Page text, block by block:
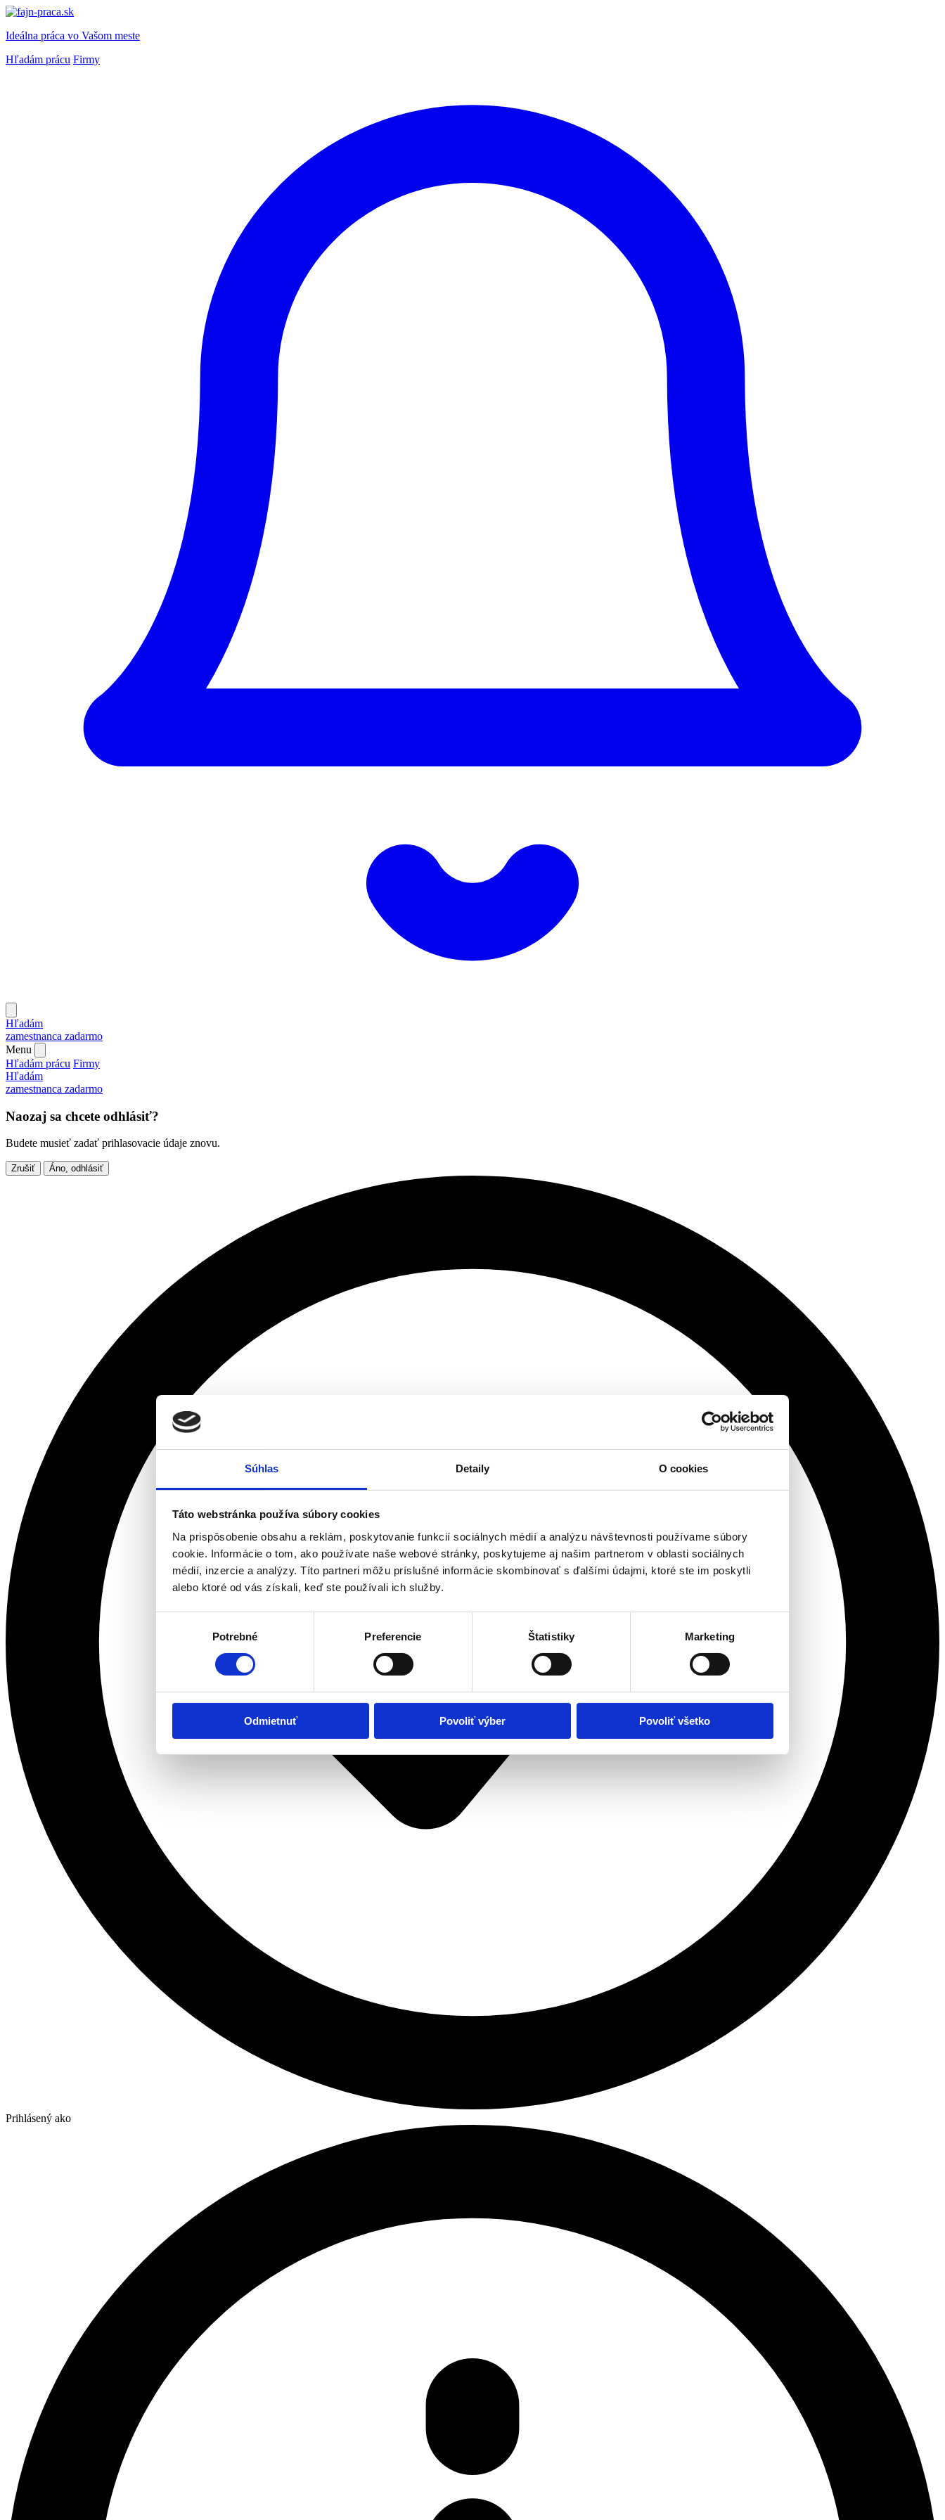
Súhlas Detaily O cookies
Táto webstránka používa súbory cookies
Na prispôsobenie obsahu a reklám, poskytovanie funkcií sociálnych médií a analýzu návštevnosti používame súbory
cookie. Informácie o tom, ako používate naše webové stránky, poskytujeme aj našim partnerom v oblasti sociálnych
médií, inzercie a analýzy. Títo partneri môžu príslušné informácie skombinovať s ďalšími údajmi, ktoré ste im poskytli
alebo ktoré od vás získali, keď ste používali ich služby.
Potrebné Preferencie Štatistiky Marketing
Odmietnuť Povoliť výber Povoliť všetko
Ideálna práca vo Vašom meste
Hľadám prácu Firmy
Hľadám
zamestnanca zadarmo
Menu
Hľadám prácu Firmy
Hľadám
zamestnanca zadarmo
Naozaj sa chcete odhlásiť?
Budete musieť zadať prihlasovacie údaje znovu.
Zrušiť Áno, odhlásiť
Prihlásený ako